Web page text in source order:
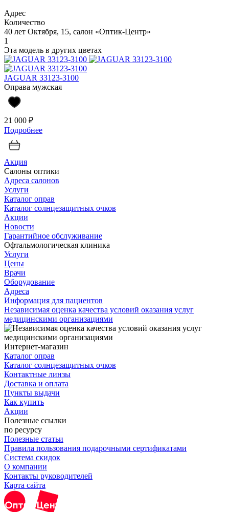
Адрес
Количество
40 лет Октября, 15, салон «Оптик-Центр»
1
Эта модель в других цветах
JAGUAR 33123-3100
Оправа мужская
21 000 ₽
Подробнее
Акция
Салоны оптики
Адреса салонов
Услуги
Каталог оправ
Каталог солнцезащитных очков
Акции
Новости
Гарантийное обслуживание
Офтальмологическая клиника
Услуги
Цены
Врачи
Оборудование
Адреса
Информация для пациентов
Независимая оценка качества условий оказания услуг
медицинскими организациями
Интернет-магазин
Каталог оправ
Каталог солнцезащитных очков
Контактные линзы
Доставка и оплата
Пункты выдачи
Как купить
Акции
Полезные ссылки
по ресурсу
Полезные статьи
Правила пользования подарочными сертификатами
Система скидок
О компании
Контакты руководителей
Карта сайта